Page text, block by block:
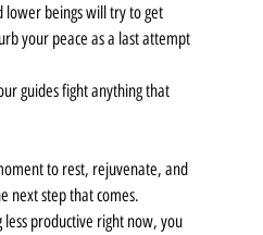
lower beings will try to get
your peace as a last attempt
guides fight anything that
to rest, rejuvenate, and
next step that comes.
productive right now, you